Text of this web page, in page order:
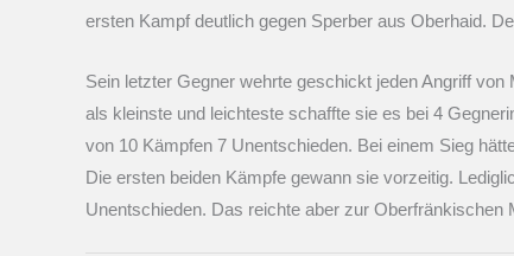
ersten Kampf deutlich gegen Sperber aus Oberhaid.
Sein letzter Gegner wehrte geschickt jeden Angriff
als kleinste und leichteste schaffte sie es bei 4
von 10 Kämpfen 7 Unentschieden. Bei einem Sieg
Die ersten beiden Kämpfe gewann sie vorzeitig.
Unentschieden. Das reichte aber zur